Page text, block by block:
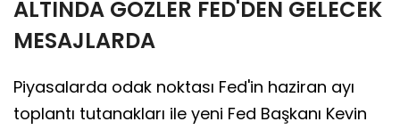
ALTINDA GÖZLER FED'DEN GELECEK
MESAJLARDA
Piyasalarda odak noktası Fed'in haziran ayı
toplantı tutanakları ile yeni Fed Başkanı Kevin